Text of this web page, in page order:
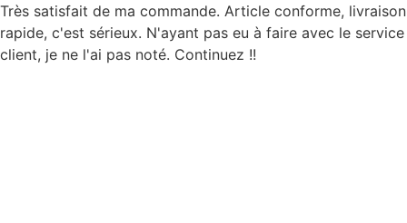
Très satisfait de ma commande. Article conforme, livraison
rapide, c'est sérieux. N'ayant pas eu à faire avec le service
client, je ne l'ai pas noté. Continuez !!